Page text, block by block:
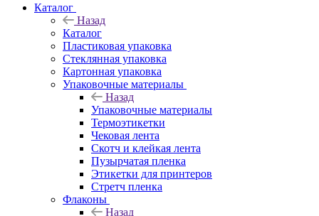
Каталог
Назад
Каталог
Пластиковая упаковка
Стеклянная упаковка
Картонная упаковка
Упаковочные материалы
Назад
Упаковочные материалы
Термоэтикетки
Чековая лента
Скотч и клейкая лента
Пузырчатая пленка
Этикетки для принтеров
Стретч пленка
Флаконы
Назад